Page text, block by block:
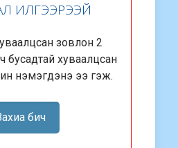
ИЛГЭЭРЭЭЙ
зовлон 2
бусадтай хуваалцсан
нэмэгдэнэ ээ гэж.
бич